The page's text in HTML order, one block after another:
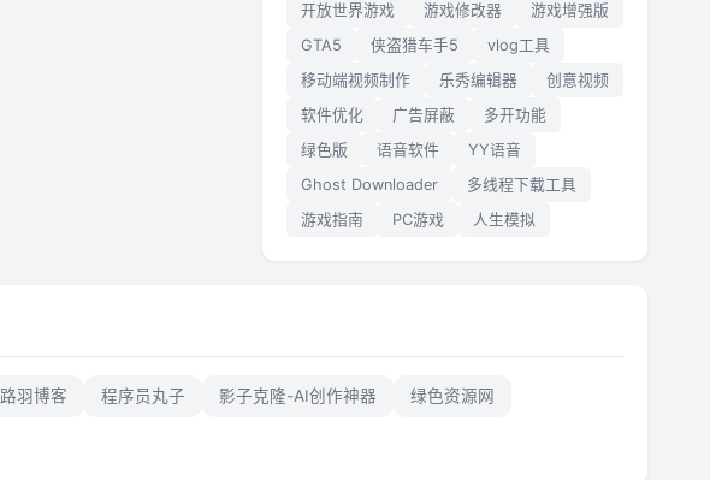
开放世界游戏 游戏修改器
游戏增强版
GTA5
侠盗猎车手5
vlog工具
移动端视频制作
乐秀编辑器
创意视频
软件优化
广告屏蔽
多开功能
绿色版
语音软件
YY语音
Ghost Downloader
多线程下载工具
游戏指南
PC游戏 人生模拟
路羽博客 程序员丸子 影子克隆-AI创作神器 绿色资源网